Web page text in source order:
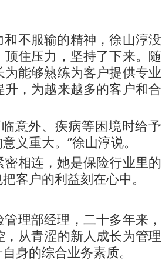
不服输的精神，徐山淳没
住压力，坚持了下来。随
能够熟练为客户提供专业
，为越来越多的客户和合
意外、疾病等困境时给予
义重大。”徐山淳说。
相连，她是保险行业里的
客户的利益刻在心中。
理部经理，二十多年来，
从青涩的新人成长为管理
身的综合业务素质。